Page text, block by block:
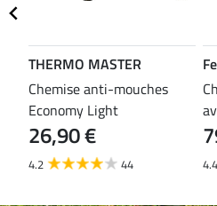
THERMO MASTER
Chemise anti-mouches
Economy Light
26,90 €
4.2 44 4.4